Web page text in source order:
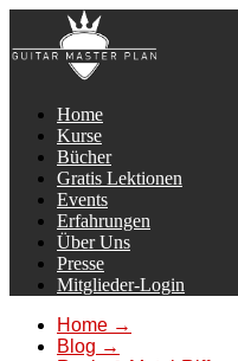
Home
Kurse
Bücher
Gratis Lektionen
Events
Erfahrungen
Über Uns
Presse
Mitglieder-Login
Home →
Blog →